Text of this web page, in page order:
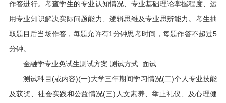
作答进行。考查学生的专业认知情况、专业基础理论掌握程度、运
用专业知识解决实际问题能力、逻辑思维及专业思辨能力。考生抽
取题目后当场作答，每题允许有1分钟思考时间，每题作答不超过5
分钟。
金融学专业免试生测试方案 测试方式: 面试
测试科目(或内容)(一)大学三年期间学习情况(二)个人专业技能
及获奖、社会实践和公益情况(三)人文素养、举止礼仪、及心理健